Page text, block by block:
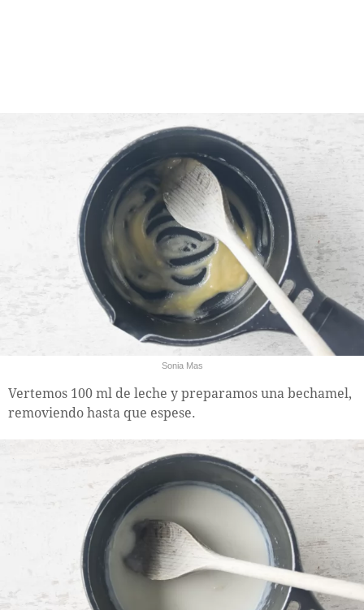
Sonia Mas
Vertemos 100 ml de leche y preparamos una bechamel,
removiendo hasta que espese.